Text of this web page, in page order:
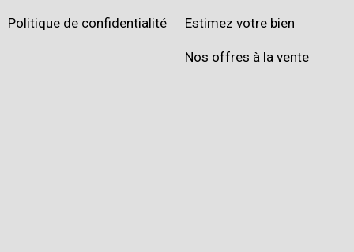
Politique de confidentialité Estimez votre bien
Nos offres à la vente